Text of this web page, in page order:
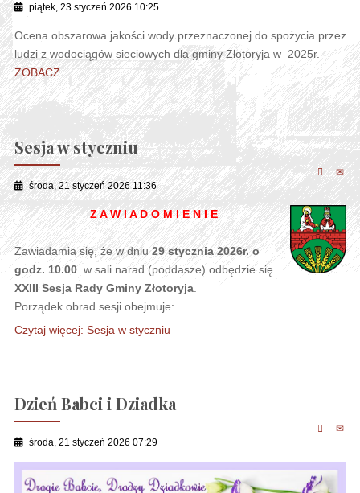
piątek, 23 styczeń 2026 10:25
Ocena obszarowa jakości wody przeznaczonej do spożycia przez
ludzi z wodociągów sieciowych dla gminy Złotoryja w 2025r. -
ZOBACZ
Sesja w styczniu
środa, 21 styczeń 2026 11:36
Z A W I A D O M I E N I E
Zawiadamia się, że w dniu 29 stycznia 2026r. o
godz. 10.00 w sali narad (poddasze) odbędzie się
XXIII Sesja Rady Gminy Złotoryja.
Porządek obrad sesji obejmuje:
Czytaj więcej: Sesja w styczniu
Dzień Babci i Dziadka
środa, 21 styczeń 2026 07:29